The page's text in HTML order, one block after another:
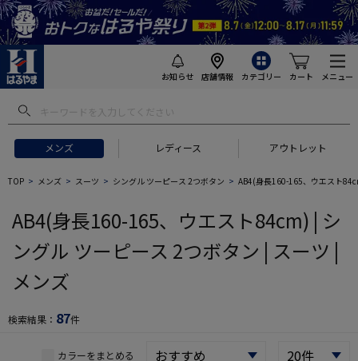
お知らせ 店舗情報 カテゴリー カート メニュー
メンズ レディース アウトレット
フトにおすすめ #セットアップ スーツ
TOP メンズ スーツ シングル ツーピース 2つボタン AB4(身長160-165、ウエスト
AB4(身長160-165、ウエスト84cm) | シ
ングル ツーピース 2つボタン | スーツ |
メンズ
検索結果： 87件
カラーをまとめる